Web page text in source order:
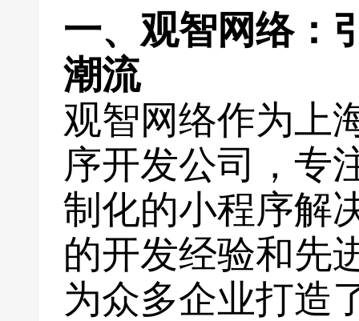
一、观智网络：
潮流
观智网络作为上
序开发公司，专
制化的小程序解
的开发经验和先
为众多企业打造